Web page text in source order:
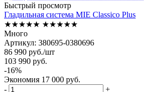
Быстрый просмотр
Гладильная система MIE Classico Plus
★★★★★ ★★★★★
Много
Артикул: 380695-0380696
86 990 руб./шт
103 990 руб.
-16%
Экономия 17 000 руб.
-
+